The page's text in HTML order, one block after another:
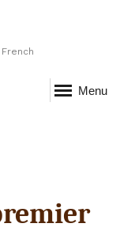
French
Menu